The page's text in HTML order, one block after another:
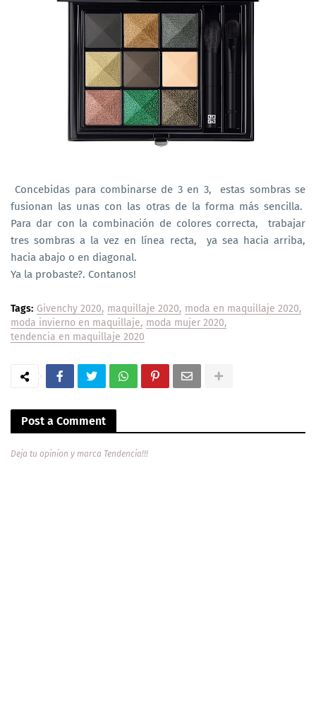
Concebidas para combinarse de 3 en 3, estas sombras se
fusionan las unas con las otras de la forma más sencilla.
Para dar con la combinación de colores correcta, trabajar
tres sombras a la vez en línea recta, ya sea hacia arriba,
hacia abajo o en diagonal.
Ya la probaste?. Contanos!
Tags: Givenchy 2020 maquillaje 2020 moda en maquillaje 2020
moda invierno en maquillaje moda mujer 2020
tendencia en maquillaje 2020
Post a Comment
Deja tu opinion y marca Tendencia!!!